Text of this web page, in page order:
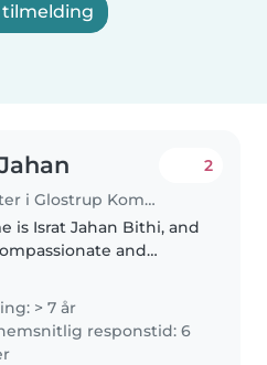
tilmelding
Babysitter i Glostrup Kommune
2
is Israt Jahan Bithi, and
and
in the pediatric
with Médecins Sans
(MSF). I am currently..
> 7 år
responstid: 6